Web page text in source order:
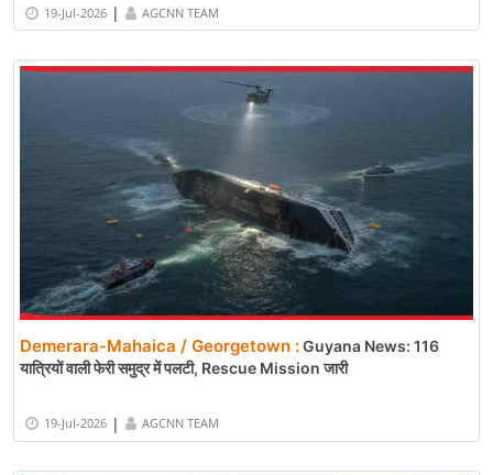
19-Jul-2026 | AGCNN TEAM
Demerara-Mahaica / Georgetown :Guyana News: 116
यात्रियों वाली फेरी समुद्र में पलटी, Rescue Mission जारी
19-Jul-2026 | AGCNN TEAM